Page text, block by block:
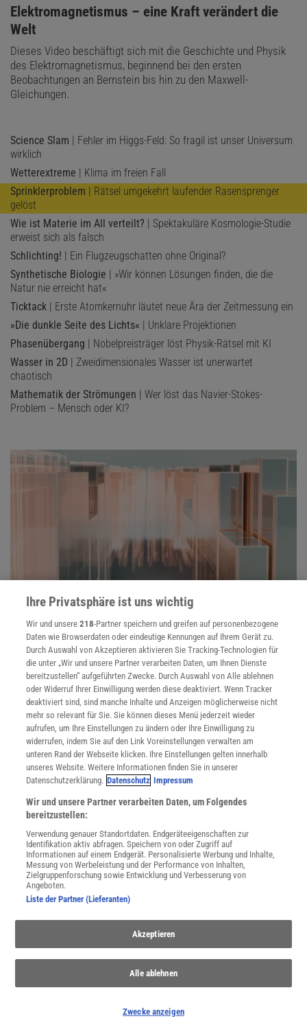
:
Elektromagnetismus – eine Kraft verändert die
Welt
Dieses Video beschäftigt sich mit die Geschichte und Physik
des Elektromagnetismus, beginnend bei den ersten
Beobachtungen an Bernstein bis hin zu den Maxwell-
Gleichungen.
Science Slam | Fehler im Higgs-Feld: So fragil ist unser Universum
wirklich
Wetterextreme | Klima im freien Fall
Sprinklerproblem | Rätsel umgekehrt laufender Rasensprenger
gelöst
Wie ist Materie im All verteilt? | Spektakuläre Kosmologie-Studie
erweist sich als falsch
Schlichting! | Ein Flugzeugschatten ohne Original?
Synthetische Biologie | »Wir können Lösungen finden, die die
Natur nie erreicht hat«
Ticktack | Erste Atomkernuhr läutet neue Ära der Zeitmessung ein
»Die dunkle Seite des Lichts« | Unklare Projektionen
Phasenübergang | Nobelpreisträger löst Physik-Rätsel mit KI
Wasser in 2D | Zweidimensionales Wasser ist unerwartet
chaotisch
Mathematik der Strömungen | Wer löst das Navier-Stokes-
Problem – Mensch oder KI?
KÜNSTLICHE INTELLIGENZ
KI entwirft Experimente, die kein Mensch mehr
versteht
Ein KI-Modell findet ein besseres Design für
Gravitationswellendetektoren. Doch niemand begreift, warum
die KI-Lösung funktioniert.
Hawking-Strahlung könnte einfacher entstehen
als gedacht
Hawking-Strahlung ist ein Schlüssel zum
Informationsparadoxon Schwarzer Löcher. Ein optisches
Prozess entstehen könnte.
Ihre Privatsphäre ist uns wichtig
Wir und unsere218-Partner speichern und greifen auf personenbezogene
Daten wie Browserdaten oder eindeutige Kennungen auf Ihrem Gerät zu.
Durch Auswahl von Akzeptieren aktivieren Sie Tracking-Technologien für
die unter „Wir und unsere Partner verarbeiten Daten, um Ihnen Dienste
bereitzustellen“ aufgeführten Zwecke. Durch Auswahl von Alle ablehnen
oder Widerruf Ihrer Einwilligung werden diese deaktiviert. Wenn Tracker
deaktiviert sind, sind manche Inhalte und Anzeigen möglicherweise nicht
mehr so relevant für Sie. Sie können dieses Menü jederzeit wieder
aufrufen, um Ihre Einstellungen zu ändern oder Ihre Einwilligung zu
widerrufen, indem Sie auf den Link Voreinstellungen verwalten am
unteren Rand der Webseite klicken. Ihre Einstellungen gelten innerhalb
unseres Website. Weitere Informationen finden Sie in unserer
Datenschutzerklärung. Datenschutz Impressum
Wir und unsere Partner verarbeiten Daten, um Folgendes
bereitzustellen:
Verwendung genauer Standortdaten. Endgeräteeigenschaften zur
Identifikation aktiv abfragen. Speichern von oder Zugriff auf
Informationen auf einem Endgerät. Personalisierte Werbung und Inhalte,
Messung von Werbeleistung und der Performance von Inhalten,
Zielgruppenforschung sowie Entwicklung und Verbesserung von
Angeboten.
Liste der Partner (Lieferanten)
Akzeptieren
Alle ablehnen
Zwecke anzeigen